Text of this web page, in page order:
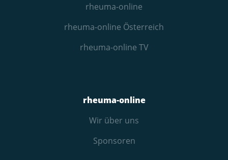
rheuma-online
rheuma-online Österreich
rheuma-online TV
rheuma-online
Wir über uns
Sponsoren